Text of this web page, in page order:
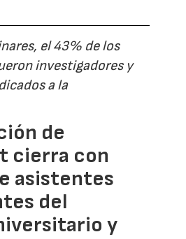
el 43% de los
investigadores y
a la
de
cierra con
asistentes
del
y